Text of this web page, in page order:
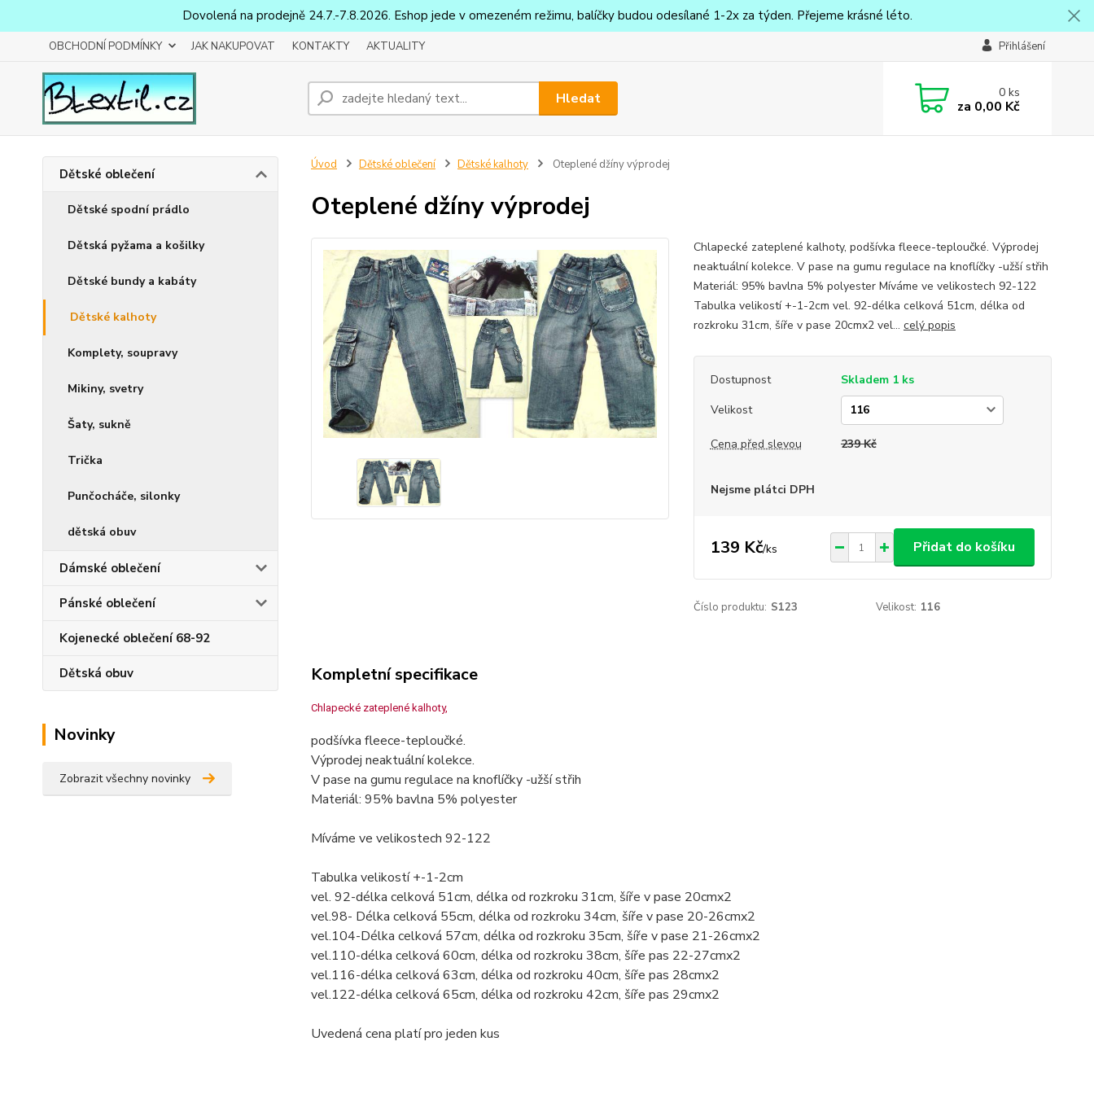
Dovolená na prodejně 24.7.-7.8.2026. Eshop jede v omezeném režimu, balíčky budou odesílané 1-2x za týden. Přejeme krásné léto.
OBCHODNÍ PODMÍNKY JAK NAKUPOVAT KONTAKTY AKTUALITY Přihlášení
Hledat 0ks
za 0,00 Kč
Dětské oblečení
Dětské spodní prádlo
Dětská pyžama a košilky
Dětské bundy a kabáty
Dětské kalhoty
Komplety, soupravy
Mikiny, svetry
Šaty, sukně
Trička
Punčocháče, silonky
dětská obuv
Dámské oblečení
Pánské oblečení
Kojenecké oblečení 68-92
Dětská obuv
Novinky
Zobrazit všechny novinky
Úvod Dětské oblečení Dětské kalhoty Oteplené džíny výprodej
Oteplené džíny výprodej
Chlapecké zateplené kalhoty, podšívka fleece-teploučké. Výprodej
neaktuální kolekce. V pase na gumu regulace na knoflíčky -užší střih
Materiál: 95% bavlna 5% polyester Míváme ve velikostech 92-122
Tabulka velikostí +-1-2cm vel. 92-délka celková 51cm, délka od
rozkroku 31cm, šíře v pase 20cmx2 vel... celý popis
Dostupnost
Skladem 1 ks
Velikost
Cena před slevou 239 Kč
Nejsme plátci DPH
139 Kč/ks Přidat do košíku
Číslo produktu: S123 Velikost: 116
Kompletní specifikace
Chlapecké zateplené kalhoty,
podšívka fleece-teploučké.
Výprodej neaktuální kolekce.
V pase na gumu regulace na knoflíčky -užší střih
Materiál: 95% bavlna 5% polyester
Míváme ve velikostech 92-122
Tabulka velikostí +-1-2cm
vel. 92-délka celková 51cm, délka od rozkroku 31cm, šíře v pase 20cmx2
vel.98- Délka celková 55cm, délka od rozkroku 34cm, šíře v pase 20-26cmx2
vel.104-Délka celková 57cm, délka od rozkroku 35cm, šíře v pase 21-26cmx2
vel.110-délka celková 60cm, délka od rozkroku 38cm, šíře pas 22-27cmx2
vel.116-délka celková 63cm, délka od rozkroku 40cm, šíře pas 28cmx2
vel.122-délka celková 65cm, délka od rozkroku 42cm, šíře pas 29cmx2
Uvedená cena platí pro jeden kus